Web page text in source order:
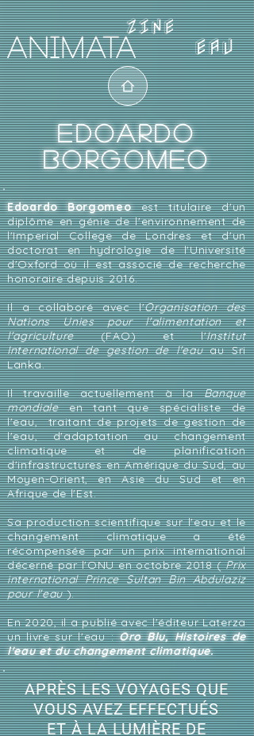
EAU
EDOARDO
BORGOMEO
Edoardo Borgomeoest titulaire d'un
diplôme en génie de l'environnement de
l'Imperial College de Londres et d'un
doctorat en hydrologie de l'Université
d'Oxford où il est associé de recherche
honoraire depuis 2016.
Il a collaboré avec l'Organisation des
Nations Unies pour l'alimentation et
l'agriculture(FAO) et l'Institut
International de gestion de l'eauau Sri
Lanka.
Il travaille actuellement à laBanque
mondialeen tant que spécialiste de
l'eau,
traitant de projets de gestion de
l'eau, d'adaptation au changement
climatique et de planification
d'infrastructures en Amérique du Sud, au
Moyen-Orient, en Asie du Sud et en
Afrique de l'Est.
Sa production scientifique sur l'eau et le
changement climatique a été
récompensée par un prix international
décerné par l'ONU en octobre 2018 (Prix
international Prince Sultan Bin Abdulaziz
pour l'eau).
En 2020, il a publié avec l'éditeur Laterza
un livre sur l'eau :Oro Blu, Histoires de
l'eau et du changement climatique.
APRÈS LES VOYAGES QUE
VOUS AVEZ EFFECTUÉS
ET À LA LUMIÈRE DE